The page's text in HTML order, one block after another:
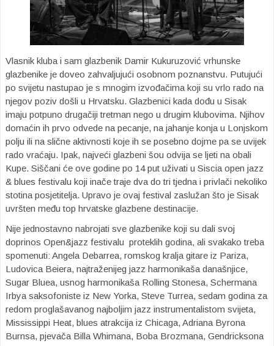
Vlasnik kluba i sam glazbenik Damir Kukuruzović vrhunske
glazbenike je doveo zahvaljujući osobnom poznanstvu. Putujući
po svijetu nastupao je s mnogim izvođačima koji su vrlo rado na
njegov poziv došli u Hrvatsku. Glazbenici kada dođu u Sisak
imaju potpuno drugačiji tretman nego u drugim klubovima. Njihov
domaćin ih prvo odvede na pecanje, na jahanje konja u Lonjskom
polju ili na slične aktivnosti koje ih se posebno dojme pa se uvijek
rado vraćaju. Ipak, najveći glazbeni šou odvija se ljeti na obali
Kupe. Siščani će ove godine po 14 put uživati u Siscia open jazz
& blues festivalu koji inače traje dva do tri tjedna i privlači nekoliko
stotina posjetitelja. Upravo je ovaj festival zaslužan što je Sisak
uvršten među top hrvatske glazbene destinacije.
Nije jednostavno nabrojati sve glazbenike koji su dali svoj
doprinos Open&jazz festivalu proteklih godina, ali svakako treba
spomenuti: Angela Debarrea, romskog kralja gitare iz Pariza,
Ludovica Beiera, najtraženijeg jazz harmonikaša današnjice,
Sugar Bluea, usnog harmonikaša Rolling Stonesa, Schermana
Irbya saksofoniste iz New Yorka, Steve Turrea, sedam godina za
redom proglašavanog najboljim jazz instrumentalistom svijeta,
Mississippi Heat, blues atrakcija iz Chicaga, Adriana Byrona
Burnsa, pjevača Billa Whimana, Boba Brozmana, Gendricksona